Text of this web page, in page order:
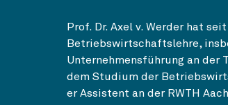
Prof. Dr. Axel v. Werder hat
Betriebswirtschaftslehre,
Unternehmensführung an der
dem Studium der
er Assistent an der RWTH